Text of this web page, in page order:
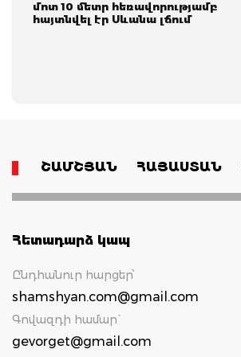
մոտ 10 մետր հեռավորությամբ
հայտնվել էր Սևանա լճում
ՇԱՄՇՅԱՆ ՀԱՅԱՍՏԱՆ
Հետադարձ կապ
Ընդհանուր հարցեր՝
shamshyan.com@gmail.com
Գովազդի համար`
gevorget@gmail.com